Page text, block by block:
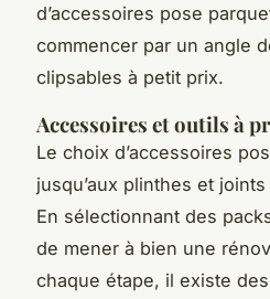
d’accessoires pose
commencer par un angle
clipsables à petit prix.
Accessoires et outils à
Le choix d’accessoires
jusqu’aux plinthes et
En sélectionnant des
de mener à bien une
chaque étape, il existe